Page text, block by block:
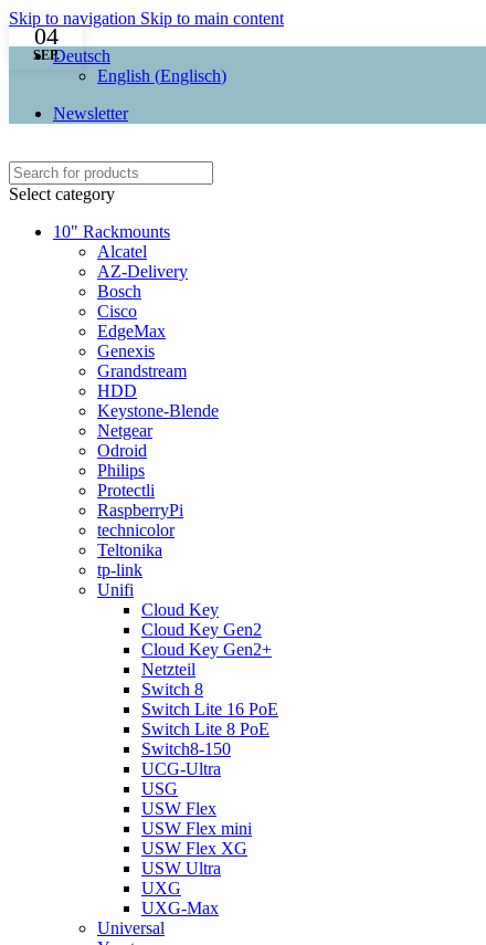
Skip to navigation Skip to main content
Deutsch
English (Englisch)
Newsletter
Select category
10" Rackmounts
Alcatel
AZ-Delivery
Bosch
Cisco
EdgeMax
Genexis
Grandstream
HDD
Keystone-Blende
Netgear
Odroid
Philips
Protectli
RaspberryPi
technicolor
Teltonika
tp-link
Unifi
Cloud Key
Cloud Key Gen2
Cloud Key Gen2+
Netzteil
Switch 8
Switch Lite 16 PoE
Switch Lite 8 PoE
Switch8-150
UCG-Ultra
USG
USW Flex
USW Flex mini
USW Flex XG
USW Ultra
UXG
UXG-Max
Universal
04
SEP.